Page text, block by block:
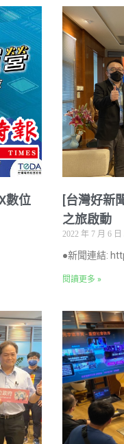
數位
[台灣好新
之旅啟動
2022 年 7 月 6 日
●新聞連結:
閱讀更多 »